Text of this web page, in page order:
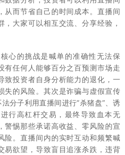
从而节省自己的时间成本。直播间
，大家可以相互交流、分享经验，
心的挑战是喊单的准确性无法保
有任何人能够百分之百预测市场走
致投资者自身分析能力的退化，一
失的风险。其次是诈骗与虚假宣传
分子利用直播间进行“杀猪盘”、诱
行高杠杆交易，最终导致血本无
警惕那些承诺高收益、零风险的宣
险。直播间内的实时互动和频繁喊
易欲望，导致盲目追涨杀跌，违背